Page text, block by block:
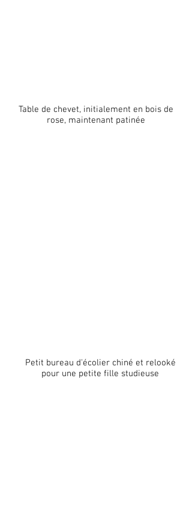
Table de chevet, initialement en bois de
rose, maintenant patinée
Petit bureau d'écolier chiné et relooké
pour une petite fille studieuse